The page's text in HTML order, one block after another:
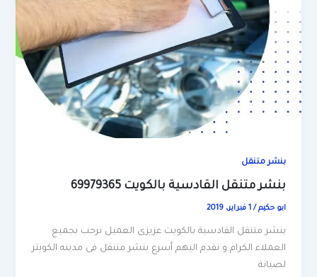
بنشر متنقل
بنشر متنقل القادسية بالكويت 69979365
ابو حكيم/1 فبراير، 2019
بنشر متنقل القادسية بالكويت عزيزى العميل نرحب بجميع
العملاء الكرام و نقدم اليهم أسرع بنشر متنقل فى مدينه الكويتر
لصيانة